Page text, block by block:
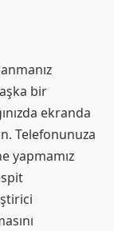
bir
ekranda
Telefonunuza
yapmamız